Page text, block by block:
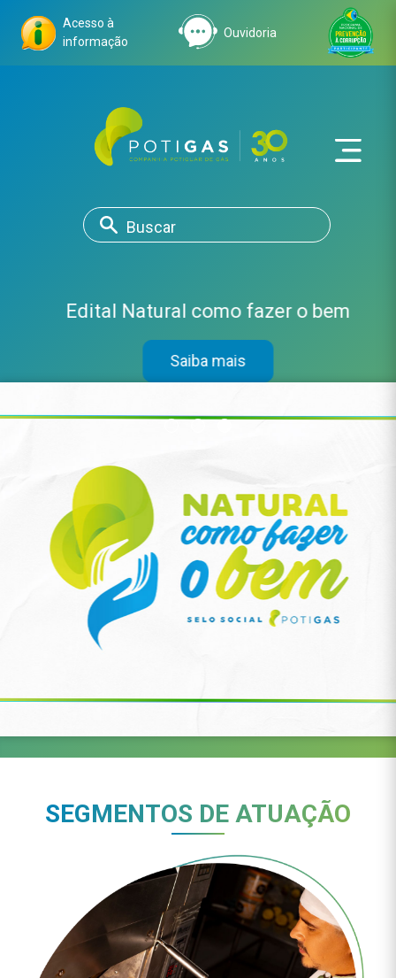
Acesso à
informação
Ouvidoria
Edital Natural como fazer o bem
Saiba mais
SEGMENTOS DE ATUAÇÃO